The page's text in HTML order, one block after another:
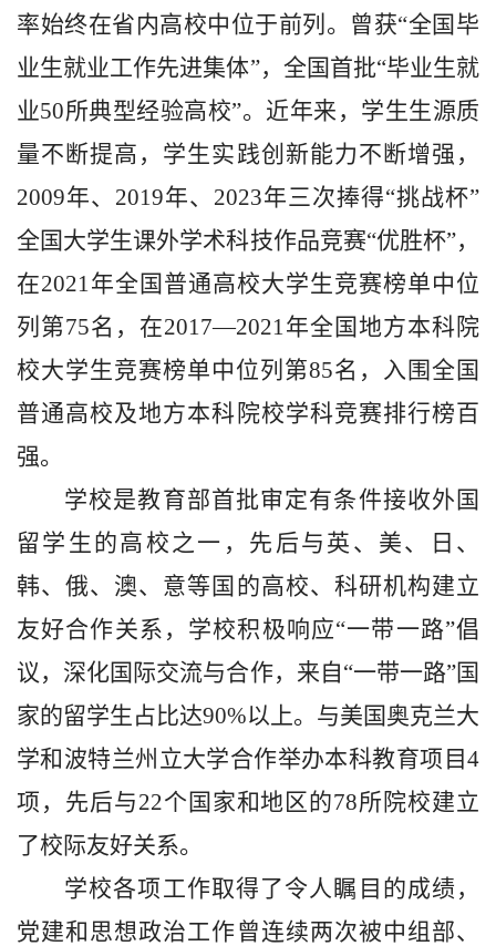
率始终在省内高校中位于前列。曾获“全国毕
业生就业工作先进集体”，全国首批“毕业生就
业50所典型经验高校”。近年来，学生生源质
量不断提高，学生实践创新能力不断增强，
2009年、2019年、2023年三次捧得“挑战杯”
全国大学生课外学术科技作品竞赛“优胜杯”，
在2021年全国普通高校大学生竞赛榜单中位
列第75名，在2017—2021年全国地方本科院
校大学生竞赛榜单中位列第85名，入围全国
普通高校及地方本科院校学科竞赛排行榜百
强。
学校是教育部首批审定有条件接收外国
留学生的高校之一，先后与英、美、日、
韩、俄、澳、意等国的高校、科研机构建立
友好合作关系，学校积极响应“一带一路”倡
议，深化国际交流与合作，来自“一带一路”国
家的留学生占比达90%以上。与美国奥克兰大
学和波特兰州立大学合作举办本科教育项目4
项，先后与22个国家和地区的78所院校建立
了校际友好关系。
学校各项工作取得了令人瞩目的成绩，
党建和思想政治工作曾连续两次被中组部、